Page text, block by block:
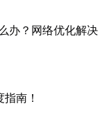
办？网络优化解决
南！